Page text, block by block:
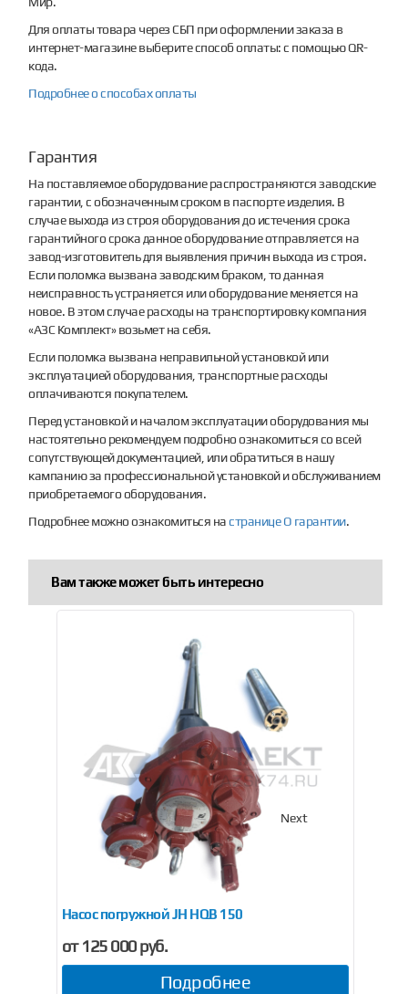
Для оплаты товара через СБП при оформлении заказа в
интернет-магазине выберите способ оплаты: с помощью QR-
кода.
Подробнее о способах оплаты
Гарантия
На поставляемое оборудование распространяются заводские
гарантии, с обозначенным сроком в паспорте изделия. В
случае выхода из строя оборудования до истечения срока
гарантийного срока данное оборудование отправляется на
завод-изготовитель для выявления причин выхода из строя.
Если поломка вызвана заводским браком, то данная
неисправность устраняется или оборудование меняется на
новое. В этом случае расходы на транспортировку компания
«АЗС Комплект» возьмет на себя.
Если поломка вызвана неправильной установкой или
эксплуатацией оборудования, транспортные расходы
оплачиваются покупателем.
Перед установкой и началом эксплуатации оборудования мы
настоятельно рекомендуем подробно ознакомиться со всей
сопутствующей документацией, или обратиться в нашу
кампанию за профессиональной установкой и обслуживанием
приобретаемого оборудования.
Подробнее можно ознакомиться настранице О гарантии.
Вам также может быть интересно
Previous
Насос погружной JH HQB 150
от 125 000 руб.
Подробнее
Next